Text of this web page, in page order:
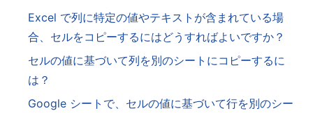
Excel で列に特定の値やテキストが含まれている場
合、セルをコピーするにはどうすればよいですか？
セルの値に基づいて列を別のシートにコピーするに
は？
Google シートで、セルの値に基づいて行を別のシー